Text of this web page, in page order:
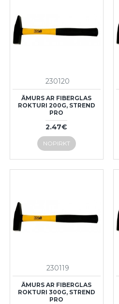
230120
ĀMURS AR FIBERGLAS
ROKTURI 200G, STREND
PRO
2.47€
NOPIRKT
230119
ĀMURS AR FIBERGLAS
ROKTURI 300G, STREND
PRO